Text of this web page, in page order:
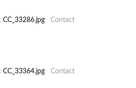
CC_33286.jpg Contact
CC_33364.jpg Contact